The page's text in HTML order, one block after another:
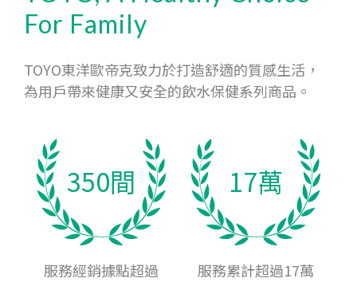
For Family
TOYO東洋歐帝克致力於打造舒適的質感生活，
為用戶帶來健康又安全的飲水保健系列商品。
350間
服務經銷據點超過
17萬
服務累計超過17萬